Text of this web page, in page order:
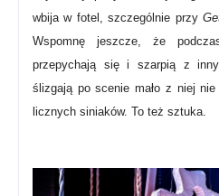
wbija w fotel, szczególnie przy
Wspomnę jeszcze, że
przepychają się i szarpią z
ślizgają po scenie mało z niej
licznych siniaków. To też sztuka.